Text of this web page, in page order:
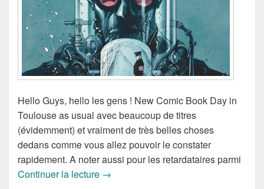
Hello Guys, hello les gens ! New Comic Book Day in
Toulouse as usual avec beaucoup de titres
(évidemment) et vraiment de très belles choses
dedans comme vous allez pouvoir le constater
rapidement. A noter aussi pour les retardataires parmi
Continuer la lecture Sorties des Comics VO de la
→